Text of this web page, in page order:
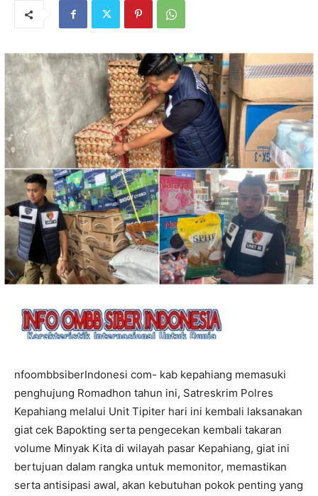
nfoombbsiberIndonesi com- kab kepahiang memasuki
penghujung Romadhon tahun ini, Satreskrim Polres
Kepahiang melalui Unit Tipiter hari ini kembali laksanakan
giat cek Bapokting serta pengecekan kembali takaran
volume Minyak Kita di wilayah pasar Kepahiang, giat ini
bertujuan dalam rangka untuk memonitor, memastikan
serta antisipasi awal, akan kebutuhan pokok penting yang